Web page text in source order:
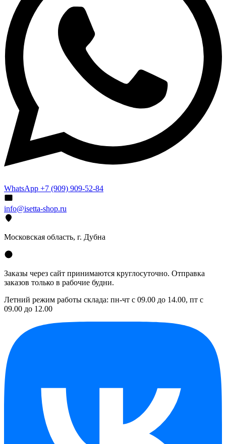
WhatsApp +7 (909) 909-52-84
info@isetta-shop.ru
Московская область, г. Дубна
Заказы через сайт принимаются круглосуточно. Отправка
заказов только в рабочие будни.
Летний режим работы склада: пн-чт с 09.00 до 14.00, пт с
09.00 до 12.00